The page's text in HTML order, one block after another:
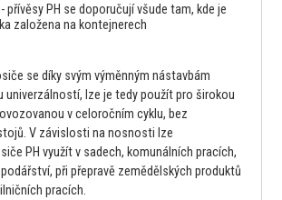
přívěsy PH se doporučují všude tam, kde je
založena na kontejnerech
se díky svým výměnným nástavbám
univerzálností, lze je tedy použít pro širokou
v celoročním cyklu, bez
V závislosti na nosnosti lze
PH využít v sadech, komunálních pracích,
při přepravě zemědělských produktů
pracích.